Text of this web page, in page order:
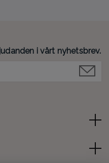
i vårt nyhetsbrev.